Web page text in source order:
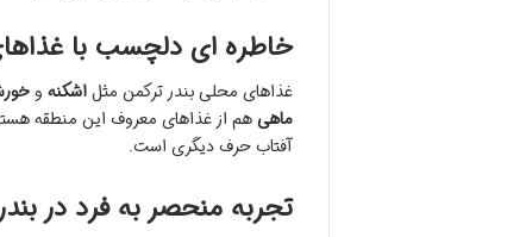
خاطره ای دلچسب با
غذاهای محلی بندر ترکمن مثلاشکنه و
ماهیهم از غذاهای معروف این منطقه
آفتاب حرف دیگری است.
تجربه منحصر به فرد در